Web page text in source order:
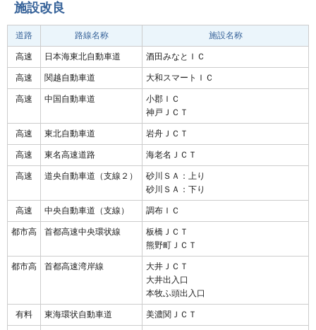
施設改良
道路 路線名称 施設名称
高速 日本海東北自動車道 酒田みなとＩＣ
高速 関越自動車道 大和スマートＩＣ
高速 中国自動車道
小郡ＩＣ
神戸ＪＣＴ
高速 東北自動車道 岩舟ＪＣＴ
高速 東名高速道路 海老名ＪＣＴ
高速 道央自動車道（支線２）
砂川ＳＡ：上り
砂川ＳＡ：下り
高速 中央自動車道（支線） 調布ＩＣ
都市高 首都高速中央環状線
板橋ＪＣＴ
熊野町ＪＣＴ
都市高 首都高速湾岸線
大井ＪＣＴ
大井出入口
本牧ふ頭出入口
有料 東海環状自動車道 美濃関ＪＣＴ